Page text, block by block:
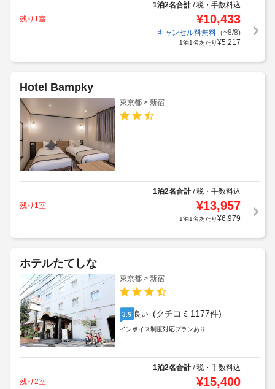
1泊2名合計/税・手数料込
残り1室
¥10,433
キャンセル料無料（~8/8)
1泊1名あたり¥5,217
Hotel Bampky
東京都 > 新宿
1泊2名合計/税・手数料込
残り1室
¥13,957
1泊1名あたり¥6,979
ホテルたてしな
東京都 > 新宿
3.9 良い (クチコミ1177件)
インボイス制度対応プランあり
1泊2名合計/税・手数料込
残り2室
¥15,400